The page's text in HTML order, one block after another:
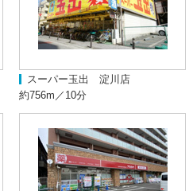
スーパー玉出 淀川店
約756m／10分